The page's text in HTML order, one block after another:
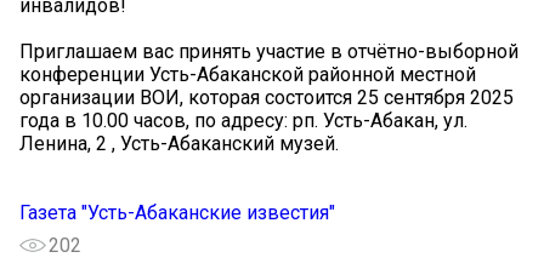
инвалидов!
Приглашаем вас принять участие в отчётно-выборной
конференции Усть-Абаканской районной местной
организации ВОИ, которая состоится 25 сентября 2025
года в 10.00 часов, по адресу: рп. Усть-Абакан, ул.
Ленина, 2 , Усть-Абаканский музей.
Газета "Усть-Абаканские известия"
202